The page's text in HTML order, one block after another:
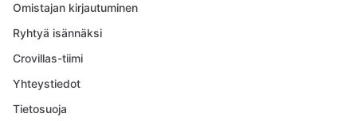
Omistajan kirjautuminen
Ryhtyä isännäksi
Crovillas-tiimi
Yhteystiedot
Tietosuoja